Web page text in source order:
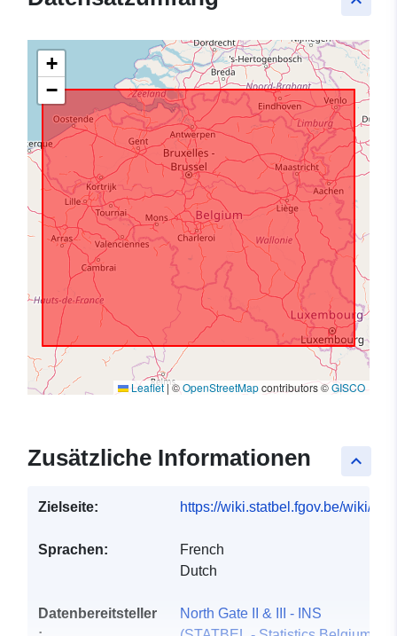
+
−
Leaflet|©OpenStreetMapcontributors ©GISCO
keyboard_arrow_up
Zusätzliche Informationen
Zielseite: https://wiki.statbel.fgov.be/wiki/
Sprachen:
French
Dutch
Datenbereitsteller
North Gate II & III - INS